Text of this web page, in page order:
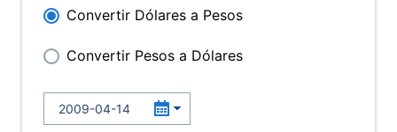
Convertir Dólares a Pesos
Convertir Pesos a Dólares